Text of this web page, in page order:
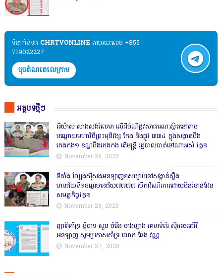
ទំនាក់ទំនង​​ CHRTVONLINE តាមរយៈលេខ +855
719022227
ចុចតំណតេលេក្រាម
អត្ថបទថ្មីៗ
អីយ៉ាស់ សាងសង់រំលោភ លើដីចំណីផ្លូវសាធារណៈស្ថិតនៅតាម
បណ្ដោយមហាវិថីព្រះមុនីវង្ស កែង និងផ្លូវ ៣៣៤ ក្នុងសង្កាត់បឹង
កេងកង១ ខណ្ឌបឹងកេងកង តើមន្ត្រី រដ្ឋបាលបាត់ទៅណាអស់ វគ្គ១
November 29, 2025
ទីតាំង ល្បែងស៊ីសងអនឡាញខុសច្បាប់នៅសង្កាត់សឹ្ចង
មានជ័យទី១ខណ្ឌមានជ័យ៧៧៧៧ បើកដំណើរការដោយមិនរំខានដែន
សមត្ថកិច្ចវគ្គ១
November 28, 2025
ញាតិគាំទ្រ ខ្ញុំបាទ សួន ចំរើន ចាងហ្វាង គេហទំព័រ ស៊ីអេចអធីវី
អនឡាញ សូមប្រកាសគាំទ្រ លោក ផែង វណ្ណ:
November 27, 2025